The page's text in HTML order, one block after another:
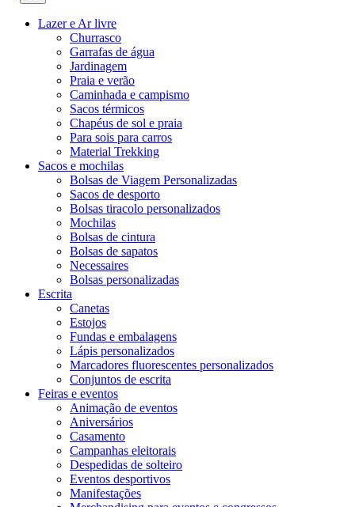
Lazer e Ar livre
Churrasco
Garrafas de água
Jardinagem
Praia e verão
Caminhada e campismo
Sacos térmicos
Chapéus de sol e praia
Para sois para carros
Material Trekking
Sacos e mochilas
Bolsas de Viagem Personalizadas
Sacos de desporto
Bolsas tiracolo personalizados
Mochilas
Bolsas de cintura
Bolsas de sapatos
Necessaires
Bolsas personalizadas
Escrita
Canetas
Estojos
Fundas e embalagens
Lápis personalizados
Marcadores fluorescentes personalizados
Conjuntos de escrita
Feiras e eventos
Animação de eventos
Aniversários
Casamento
Campanhas eleitorais
Despedidas de solteiro
Eventos desportivos
Manifestações